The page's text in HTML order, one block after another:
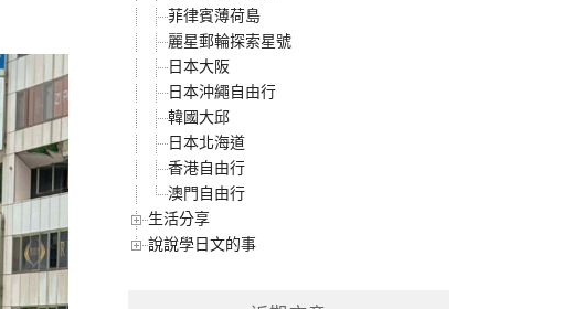
菲律賓薄荷島
麗星郵輪探索星號
日本大阪
日本沖繩自由行
韓國大邱
日本北海道
香港自由行
澳門自由行
生活分享
說說學日文的事